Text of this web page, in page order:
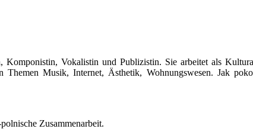
Komponistin, Vokalistin und Publizistin. Sie arbeitet als
Musik, Internet, Ästhetik, Wohnungswesen. ​Jak
Zusammenarbeit.